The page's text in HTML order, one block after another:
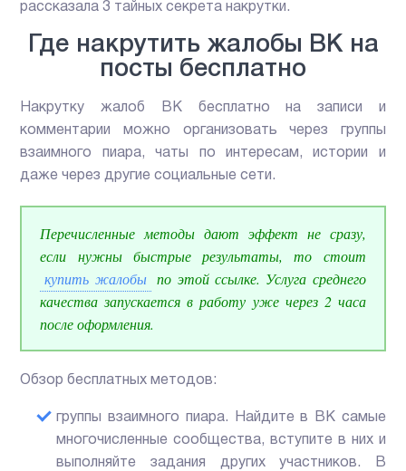
рассказала 3 тайных секрета накрутки.
Где накрутить жалобы ВК на
посты бесплатно
Накрутку жалоб ВК бесплатно на записи и
комментарии можно организовать через группы
взаимного пиара, чаты по интересам, истории и
даже через другие социальные сети.
Перечисленные методы дают эффект не сразу,
если нужны быстрые результаты, то стоит
купить жалобы по этой ссылке. Услуга среднего
качества запускается в работу уже через 2 часа
после оформления.
Обзор бесплатных методов:
группы взаимного пиара. Найдите в ВК самые
многочисленные сообщества, вступите в них и
выполняйте задания других участников. В